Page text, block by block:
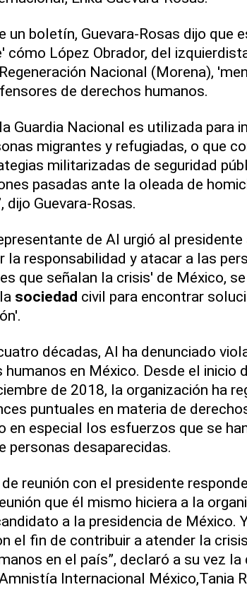
un boletín, Guevara-Rosas dijo que
cómo López Obrador, del
Nacional (Morena),
de derechos humanos.
Guardia Nacional es utilizada para
migrantes y refugiadas, o que
militarizadas de seguridad
pasadas ante la oleada de
dijo Guevara-Rosas.
de AI urgió al presidente
la responsabilidad y atacar a las
que señalan la crisis' de México,
sociedad civil para encontrar
décadas, AI ha denunciado
humanos en México. Desde el inicio
de 2018, la organización ha
puntuales en materia de
en especial los esfuerzos que se
personas desaparecidas.
reunión con el presidente
que él mismo hiciera a la
a la presidencia de México.
el fin de contribuir a atender la
en el país”, declaró a su vez
Internacional México,Tania